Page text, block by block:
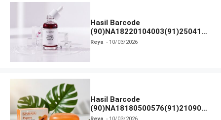
Hasil Barcode
(90)NA18220104003(91)250418
dan Izin BPOM
Reya 10/03/2026
Hasil Barcode
(90)NA18180500576(91)210906
dan Izin BPOM